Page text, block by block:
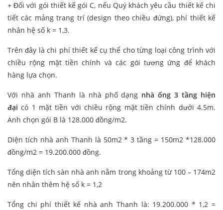
+ Đối với gói thiết kế gói C, nếu Quý khách yêu cầu thiết kế chi
tiết các mảng trang trí (design theo chiều đứng), phí thiết kế
nhân hệ số k = 1,3.
Trên đây là chi phí thiết kế cụ thể cho từng loại công trình với
chiều rộng mặt tiền chính và các gói tương ứng để khách
hàng lựa chọn.
Với nhà anh Thanh là nhà phố dạng nhà ống 3 tầng hiện
đại có 1 mặt tiền với chiều rộng mặt tiền chính dưới 4.5m.
Anh chọn gói B là 128.000 đồng/m2.
Diện tích nhà anh Thanh là 50m2 * 3 tầng = 150m2 *128.000
đồng/m2 = 19.200.000 đồng.
Tổng diện tích sàn nhà anh nằm trong khoảng từ 100 – 174m2
nên nhân thêm hệ số k = 1,2
Tổng chi phí thiết kế nhà anh Thanh là: 19.200.000 * 1,2 =